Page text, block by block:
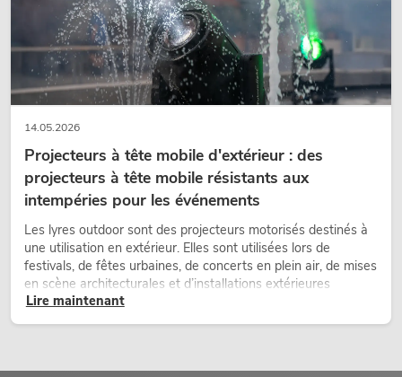
14.05.2026
Projecteurs à tête mobile d'extérieur : des
projecteurs à tête mobile résistants aux
intempéries pour les événements
Les lyres outdoor sont des projecteurs motorisés destinés à
une utilisation en extérieur. Elles sont utilisées lors de
festivals, de fêtes urbaines, de concerts en plein air, de mises
en scène architecturales et d’installations extérieures
temporaires.
Lire maintenant